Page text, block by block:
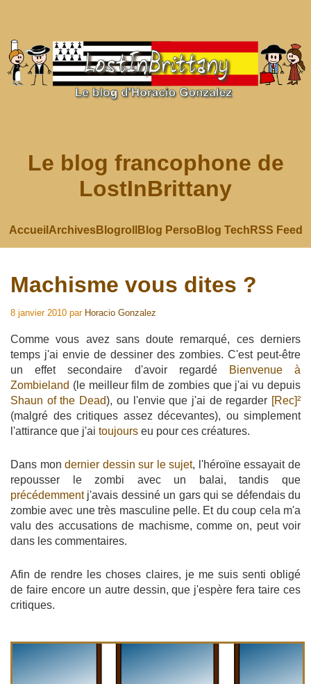
Le blog francophone de
LostInBrittany
Accueil ArchivesBlogroll Blog Perso Blog Tech RSS Feed
Machisme vous dites ?
8 janvier 2010 par Horacio Gonzalez
Comme vous avez sans doute remarqué, ces derniers
temps j'ai envie de dessiner des zombies. C'est peut-être
un effet secondaire d'avoir regardé
Bienvenue à
Zombieland (le meilleur film de zombies que j'ai vu depuis
Shaun of the Dead), ou l'envie que j'ai de regarder [Rec]²
(malgré des critiques assez décevantes), ou simplement
l'attirance que j'ai toujours eu pour ces créatures.
Dans mondernier dessin sur le sujet, l'héroïne essayait de
repousser le zombi avec un balai, tandis que
précédemmentj'avais dessiné un gars qui se défendais du
zombie avec une très masculine pelle. Et du coup cela m'a
valu des accusations de machisme, comme on, peut voir
dans les commentaires.
Afin de rendre les choses claires, je me suis senti obligé
de faire encore un autre dessin, que j'espère fera taire ces
critiques.